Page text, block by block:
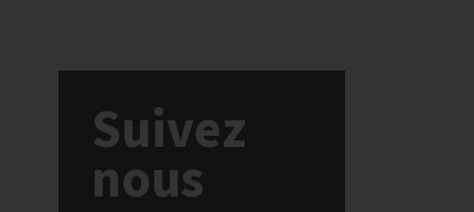
Suivez
nous